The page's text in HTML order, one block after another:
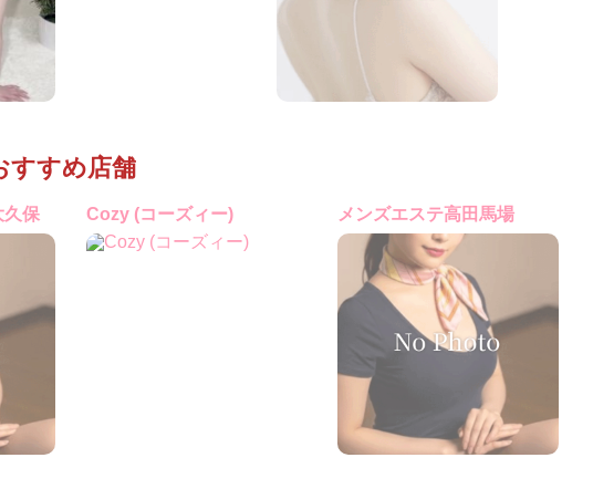
すすめ店舗
久保 Cozy (コーズィー) メンズエステ高田馬場